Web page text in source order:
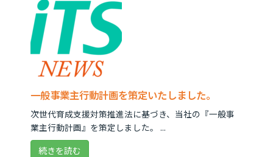
一般事業主行動計画を策定いたしました。
次世代育成支援対策推進法に基づき、当社の『一般事
業主行動計画』を策定しました。 ...
続きを読む